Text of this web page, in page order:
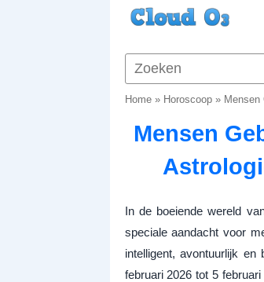
Home» Horoscoop» Mensen
Mensen
In de boeiende wereld
speciale aandacht voor
intelligent, avontuurlijk
februari 2026 tot 5